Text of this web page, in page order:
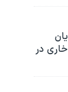
خاری در